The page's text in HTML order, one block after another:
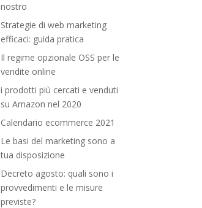
nostro
Strategie di web marketing
efficaci: guida pratica
Il regime opzionale OSS per le
vendite online
i prodotti più cercati e venduti
su Amazon nel 2020
Calendario ecommerce 2021
Le basi del marketing sono a
tua disposizione
Decreto agosto: quali sono i
provvedimenti e le misure
previste?